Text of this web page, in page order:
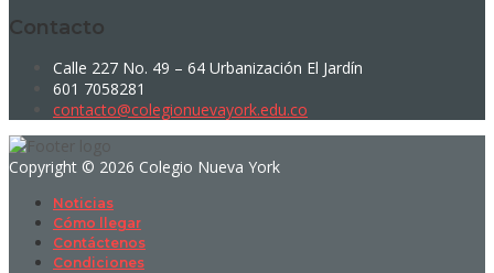
Contacto
Calle 227 No. 49 – 64 Urbanización El Jardín
601 7058281
contacto@colegionuevayork.edu.co
Copyright © 2026 Colegio Nueva York
Noticias
Cómo llegar
Contáctenos
Condiciones